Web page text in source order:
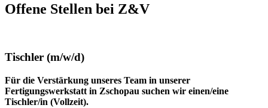
Offene Stellen bei Z&V
Tischler (m/w/d)
Für die Verstärkung unseres Team in unserer
Fertigungswerkstatt in Zschopau suchen wir einen/eine
Tischler/in (Vollzeit).